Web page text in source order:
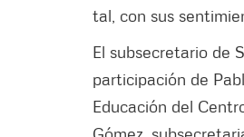
tal, con sus
El subsecretario de
participación de
Educación del